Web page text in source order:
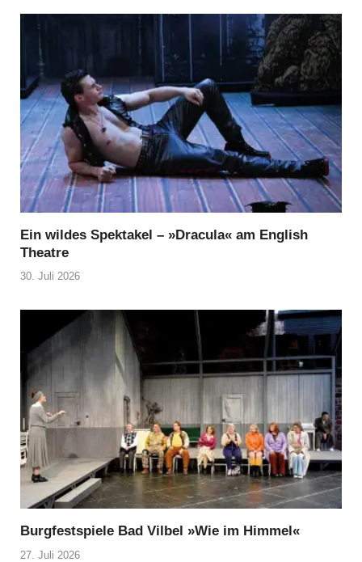
Ein wildes Spektakel – »Dracula« am English
Theatre
30. Juli 2026
Burgfestspiele Bad Vilbel »Wie im Himmel«
27. Juli 2026